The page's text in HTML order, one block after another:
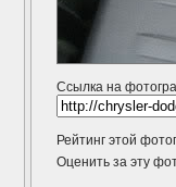
Ссылка на
Рейтинг этой
Оценить за эту